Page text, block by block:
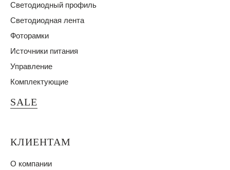
Светодиодный профиль
Светодиодная лента
Фоторамки
Источники питания
Управление
Комплектующие
SALE
КЛИЕНТАМ
О компании